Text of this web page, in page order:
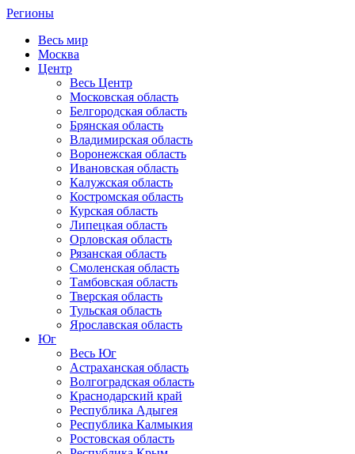
Регионы
Весь мир
Москва
Центр
Весь Центр
Московская область
Белгородская область
Брянская область
Владимирская область
Воронежская область
Ивановская область
Калужская область
Костромская область
Курская область
Липецкая область
Орловская область
Рязанская область
Смоленская область
Тамбовская область
Тверская область
Тульская область
Ярославская область
Юг
Весь Юг
Астраханская область
Волгоградская область
Краснодарский край
Республика Адыгея
Республика Калмыкия
Ростовская область